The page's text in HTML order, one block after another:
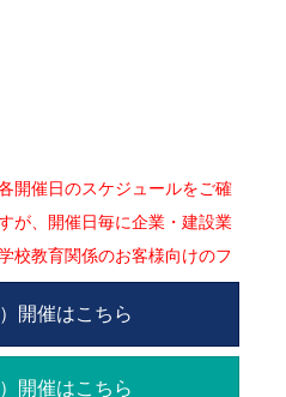
開催日のスケジュールをご確
が、開催日毎に企業・建設業
校教育関係のお客様向けのフ
い。
開催はこちら
開催はこちら